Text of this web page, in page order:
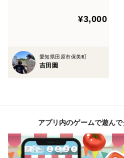
¥3,000
愛知県田原市保美町
吉田園
アプリ内のゲームで遊ん